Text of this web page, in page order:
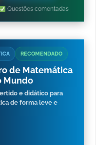
Questões comentadas
RECOMENDADO
de Matemática
Mundo
e didático para
de forma leve e